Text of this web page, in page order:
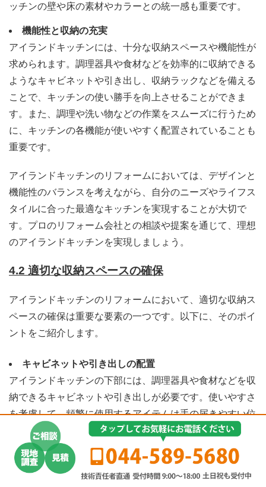
ッチンの壁や床の素材やカラーとの統一感も重要です。
機能性と収納の充実
アイランドキッチンには、十分な収納スペースや機能性が
求められます。調理器具や食材などを効率的に収納できる
ようなキャビネットや引き出し、収納ラックなどを備える
ことで、キッチンの使い勝手を向上させることができま
す。また、調理や洗い物などの作業をスムーズに行うため
に、キッチンの各機能が使いやすく配置されていることも
重要です。
アイランドキッチンのリフォームにおいては、デザインと
機能性のバランスを考えながら、自分のニーズやライフス
タイルに合った最適なキッチンを実現することが大切で
す。プロのリフォーム会社との相談や提案を通じて、理想
のアイランドキッチンを実現しましょう。
4.2 適切な収納スペースの確保
アイランドキッチンのリフォームにおいて、適切な収納ス
ペースの確保は重要な要素の一つです。以下に、そのポイ
ントをご紹介します。
キャビネットや引き出しの配置
アイランドキッチンの下部には、調理器具や食材などを収
納できるキャビネットや引き出しが必要です。使いやすさ
を考慮して、頻繁に使用するアイテムは手の届きやすい位
置に配置し、収納スペースを最大限に活用します。また、
キャビネットや引き出しのデザインや仕様も重要です。引
き出しの内部には仕切りやオーガナイザーを設けること
で、整理整頓しやすくなります。